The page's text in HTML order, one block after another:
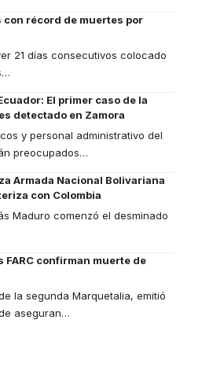
con récord de muertes por
21 días consecutivos colocado
…
El primer caso de la
detectado en Zamora
y personal administrativo del
preocupados…
Armada Nacional Bolivariana
con Colombia
Maduro comenzó el desminado
FARC confirman muerte de
la segunda Marquetalia, emitió
aseguran…